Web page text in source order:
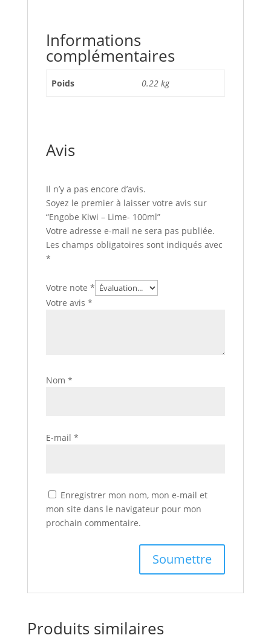
Informations
complémentaires
Poids 0.22 kg
Avis
Il n’y a pas encore d’avis.
Soyez le premier à laisser votre avis sur
“Engobe Kiwi – Lime- 100ml”
Votre adresse e-mail ne sera pas publiée.
Les champs obligatoires sont indiqués avec
*
Votre note *
Votre avis *
Nom *
E-mail *
Enregistrer mon nom, mon e-mail et
mon site dans le navigateur pour mon
prochain commentaire.
Produits similaires